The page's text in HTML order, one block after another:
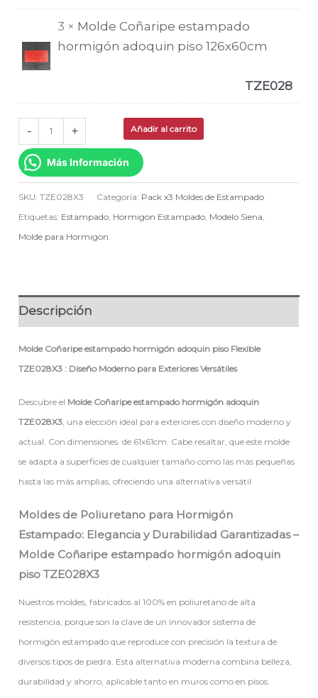
3 × Molde Coñaripe estampado
hormigón adoquin piso 126x60cm
TZE028
- + Añadir al carrito
Más Información
SKU:TZE028X3 Categoría: Pack x3 Moldes de Estampado
Etiquetas: Estampado Hormigon Estampado Modelo Siena
Molde para Hormigon
Descripción
Molde Coñaripeestampado hormigón adoquin piso Flexible
TZE028X3 : Diseño Moderno para Exteriores Versátiles
Descubre el Molde Coñaripeestampado hormigón adoquin
TZE028X3 , una elección ideal para exteriores con diseño moderno y
actual. Con dimensiones de 61x61cm. Cabe resaltar, que este molde
se adapta a superficies de cualquier tamaño como las más pequeñas
hasta las más amplias, ofreciendo una alternativa versátil
Moldes de Poliuretano para Hormigón
Estampado: Elegancia y Durabilidad Garantizadas –
Molde Coñaripe estampado hormigón adoquin
piso TZE028X3
Nuestros moldes, fabricados al 100% en poliuretano de alta
resistencia, porque son la clave de un innovador sistema de
hormigón estampado que reproduce con precisión la textura de
diversos tipos de piedra. Esta alternativa moderna combina belleza,
durabilidad y ahorro, aplicable tanto en muros como en pisos.